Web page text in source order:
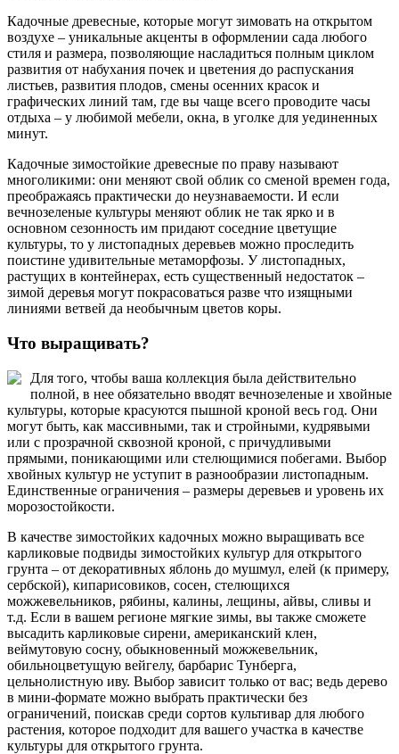
Кадочные древесные, которые могут зимовать на открытом
воздухе – уникальные акценты в оформлении сада любого
стиля и размера, позволяющие насладиться полным циклом
развития от набухания почек и цветения до распускания
листьев, развития плодов, смены осенних красок и
графических линий там, где вы чаще всего проводите часы
отдыха – у любимой мебели, окна, в уголке для уединенных
минут.
Кадочные зимостойкие древесные по праву называют
многоликими: они меняют свой облик со сменой времен года,
преображаясь практически до неузнаваемости. И если
вечнозеленые культуры меняют облик не так ярко и в
основном сезонность им придают соседние цветущие
культуры, то у листопадных деревьев можно проследить
поистине удивительные метаморфозы. У листопадных,
растущих в контейнерах, есть существенный недостаток –
зимой деревья могут покрасоваться разве что изящными
линиями ветвей да необычным цветов коры.
Что выращивать?
Для того, чтобы ваша коллекция была действительно
полной, в нее обязательно вводят вечнозеленые и хвойные
культуры, которые красуются пышной кроной весь год. Они
могут быть, как массивными, так и стройными, кудрявыми
или с прозрачной сквозной кроной, с причудливыми
прямыми, поникающими или стелющимися побегами. Выбор
хвойных культур не уступит в разнообразии листопадным.
Единственные ограничения – размеры деревьев и уровень их
морозостойкости.
В качестве зимостойких кадочных можно выращивать все
карликовые подвиды зимостойких культур для открытого
грунта – от декоративных яблонь до мушмул, елей (к примеру,
сербской), кипарисовиков, сосен, стелющихся
можжевельников, рябины, калины, лещины, айвы, сливы и
т.д. Если в вашем регионе мягкие зимы, вы также сможете
высадить карликовые сирени, американский клен,
веймутовую сосну, обыкновенный можжевельник,
обильноцветущую вейгелу, барбарис Тунберга,
цельнолистную иву. Выбор зависит только от вас; ведь дерево
в мини-формате можно выбрать практически без
ограничений, поискав среди сортов культивар для любого
растения, которое подходит для вашего участка в качестве
культуры для открытого грунта.